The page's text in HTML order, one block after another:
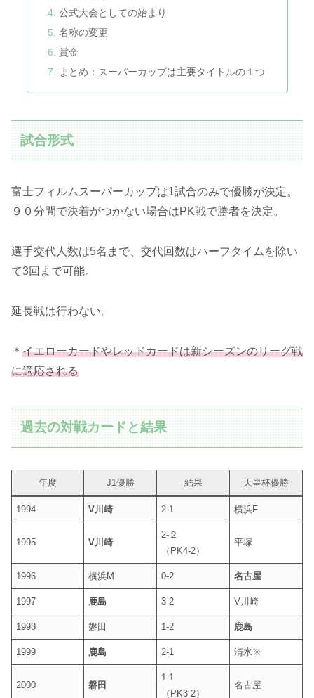
公式大会としての始まり
名称の変更
賞金
まとめ：スーパーカップは主要タイトルの１つ
試合形式
富士フィルムスーパーカップは1試合のみで優勝が決定。
９０分間で決着がつかない場合はPK戦で勝者を決定。
選手交代人数は5名まで、交代回数はハーフタイムを除い
て3回まで可能。
延長戦は行わない。
＊ イエローカードやレッドカードは新シーズンのリーグ戦
に適応される
過去の対戦カードと結果
年度 J1優勝 結果 天皇杯優勝
1994 V川崎 2-1 横浜F
1995 V川崎
2-２
（PK4-2）
平塚
1996 横浜M 0-2 名古屋
1997 鹿島 3-2 V川崎
1998 磐田 1-2 鹿島
1999 鹿島 2-1 清水※
2000 磐田
1-1
（PK3-2）
名古屋